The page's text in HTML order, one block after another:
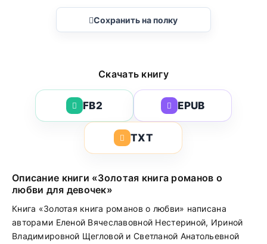
Сохранить на полку
Скачать книгу
FB2 EPUB
TXT
Описание книги «Золотая книга романов о
любви для девочек»
Книга «Золотая книга романов о любви» написана
авторами Еленой Вячеславовной Нестериной, Ириной
Владимировной Щегловой и Светланой Анатольевной